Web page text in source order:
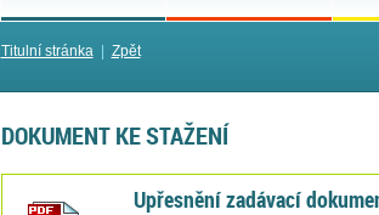
Titulní stránka| Zpět
DOKUMENT KE STAŽENÍ
Upřesnění zadávací